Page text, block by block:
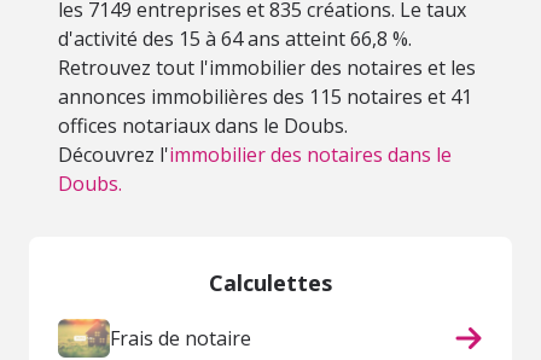
les 7149 entreprises et 835 créations. Le taux
d'activité des 15 à 64 ans atteint 66,8 %.
Retrouvez tout l'immobilier des notaires et les
annonces immobilières des 115 notaires et 41
offices notariaux dans le Doubs.
Découvrez l'immobilier des notaires dans le
Doubs.
Calculettes
Frais de notaire